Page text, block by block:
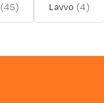
(45) Lavvo (4)